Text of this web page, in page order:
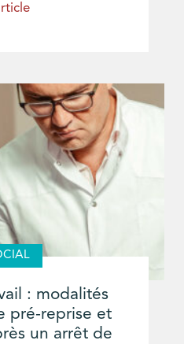
: modalités
pré-reprise et
un arrêt de